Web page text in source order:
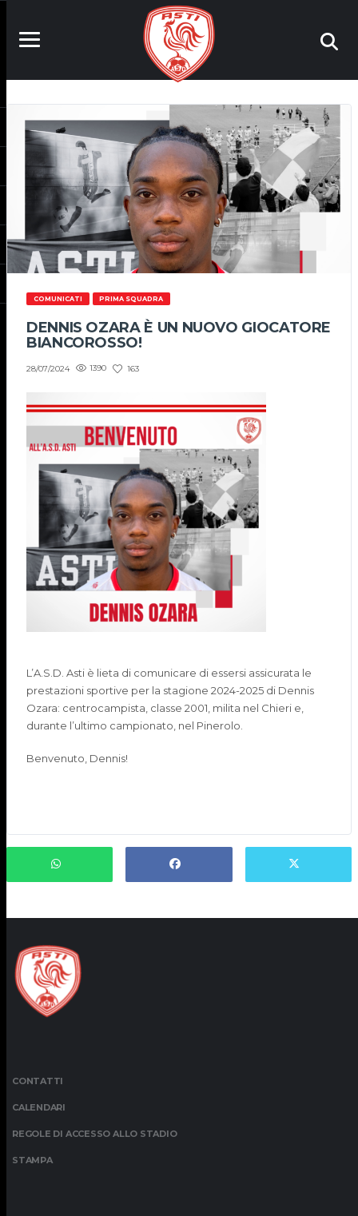
COMUNICATI PRIMA SQUADRA
DENNIS OZARA È UN NUOVO GIOCATORE
BIANCOROSSO!
28/07/2024 1390 163
L’A.S.D. Asti è lieta di comunicare di essersi assicurata le
prestazioni sportive per la stagione 2024-2025 di Dennis
Ozara: centrocampista, classe 2001, milita nel Chieri e,
durante l’ultimo campionato, nel Pinerolo.
Benvenuto, Dennis!
CONTATTI
CALENDARI
REGOLE DI ACCESSO ALLO STADIO
STAMPA